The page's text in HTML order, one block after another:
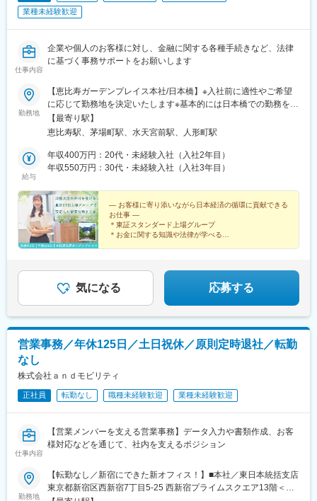
業種未経験歓迎
仕事内容
企業や個人のお客様に対し、金融に関する各種手続きなど、法律
に基づく事務サポートをお願いします
勤務地
【恵比寿ガーデンプレイス本社/日本橋】※入社前に適性やご希望
に応じて勤務地を決定いたします※基本的には日本橋での勤務を予
定しております※U・Iターン歓迎■恵比寿ガーデンプレイス本社＊
東京都渋谷区恵比寿4-20-3 恵比寿ガーデンプレイスタワー5F＜交
イウォーク直結）・東京メトロ日比谷線「恵比寿駅」より徒歩約7
分■日本橋＊東京都中央区日本橋小網町6-7・東京メトロ東西線・
前駅」より徒歩6分＼ 通いやすく働きやすいオフィス環境 ／恵比
寿本社は人気の「恵比寿ガーデンプレイス」内にあります。恵比
寿スカイウォーク直結のため、雨の日も快適に通勤できます。ま
た、主な勤務地となる日本橋にはオフィス内に法律の専門家が常
駐しており、金融・法律の知識を学びながら安心して業務に取り
【最寄り駅】
恵比寿駅、茅場町駅、水天宮前駅、人形町駅
給与
年収400万円：20代・未経験入社（入社2年目）
年収550万円：30代・未経験入社（入社3年目）
― お客様に寄り添いながら日本経済の循環に貢献できる
お仕事 ―
＊東証スタンダード上場グループ
＊お金に関する知識や法律が学べる
気になる 応募する
営業事務／年休125日／土日祝休／原則定時退社／転勤
なし
株式会社ａｎｄモビリティ
正社員 転勤なし 職種未経験歓迎 業種未経験歓迎
仕事内容
【営業メンバーを支える営業事務】データ入力や書類作成、お客
様対応などを通じて、社内を支えるポジション
勤務地
【転勤なし／新宿にできた新オフィス！】■本社／東日本統括支店
東京都新宿区西新宿7丁目5-25 西新宿プライムスクエア13階＜ア